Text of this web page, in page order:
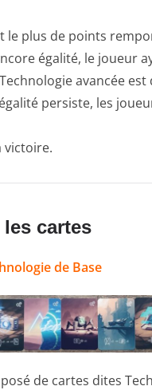
le plus de points
égalité, le joueur
avancée est
persiste, les
victoire.
cartes
de Base
de cartes dites